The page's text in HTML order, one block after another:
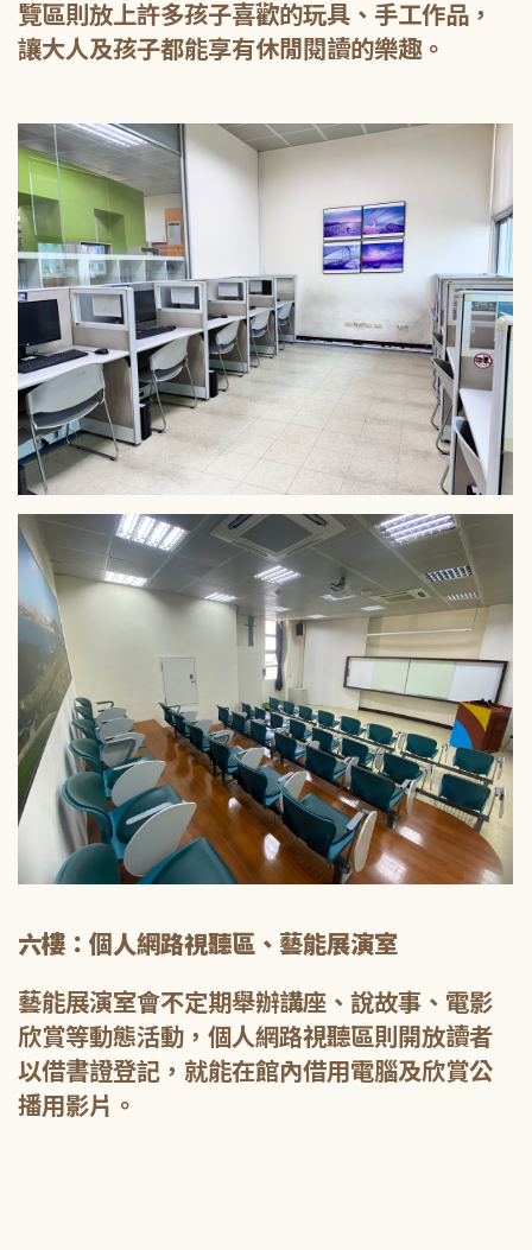
覽區則放上許多孩子喜歡的玩具、手工作品，
讓大人及孩子都能享有休閒閱讀的樂趣。
六樓：個人網路視聽區、藝能展演室
藝能展演室會不定期舉辦講座、說故事、電影
欣賞等動態活動，個人網路視聽區則開放讀者
以借書證登記，就能在館內借用電腦及欣賞公
播用影片。